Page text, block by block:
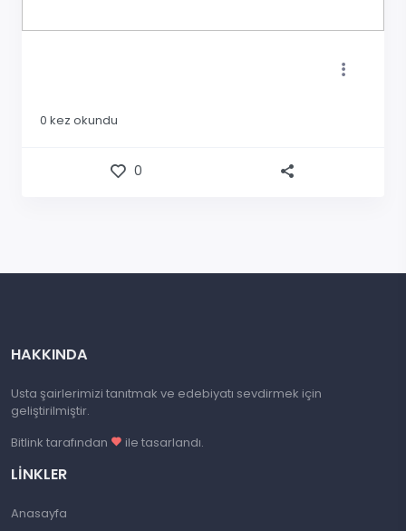
0 kez okundu
0
HAKKINDA
Usta şairlerimizi tanıtmak ve edebiyatı sevdirmek için
geliştirilmiştir.
Bitlink tarafından
ile tasarlandı.
LINKLER
Anasayfa